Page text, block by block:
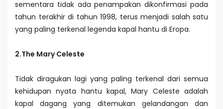
sementara tidak ada penampakan dikonfirmasi pada
tahun terakhir di tahun 1998, terus menjadi salah satu
yang paling terkenal legenda kapal hantu di Eropa.
2.The Mary Celeste
Tidak diragukan lagi yang paling terkenal dari semua
kehidupan nyata hantu kapal, Mary Celeste adalah
kapal dagang yang ditemukan gelandangan dan